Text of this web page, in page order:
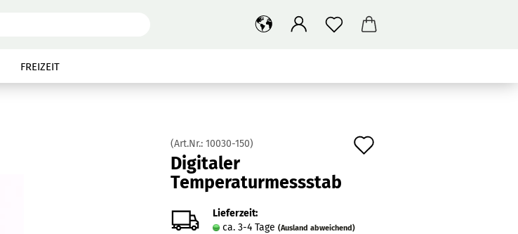
FREIZEIT
(Art.Nr.: 10030-150)
Digitaler
Temperaturmessstab
Lieferzeit:
ca. 3-4 Tage (Ausland abweichend)